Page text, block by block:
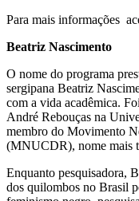
Para mais informações
Beatriz Nascimento
O nome do programa
sergipana Beatriz
com a vida acadêmica.
André Rebouças na
membro do Movimento
(MNUCDR), nome mais
Enquanto pesquisadora,
dos quilombos no Brasil